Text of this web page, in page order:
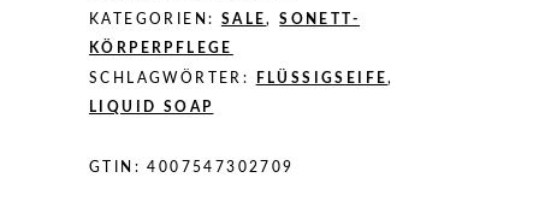
KATEGORIEN: SALE,SONETT-
KÖRPERPFLEGE
SCHLAGWÖRTER: FLÜSSIGSEIFE,
LIQUID SOAP
GTIN:4007547302709